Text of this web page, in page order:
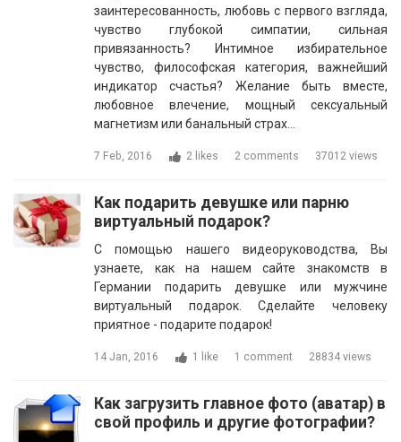
заинтересованность, любовь с первого взгляда,
чувство глубокой симпатии, сильная
привязанность? Интимное избирательное
чувство, философская категория, важнейший
индикатор счастья? Желание быть вместе,
любовное влечение, мощный сексуальный
магнетизм или банальный страх…
7 Feb, 2016 2 likes 2 comments 37012 views
Как подарить девушке или парню
виртуальный подарок?
С помощью нашего видеоруководства, Вы
узнаете, как на нашем сайте знакомств в
Германии подарить девушке или мужчине
виртуальный подарок. Сделайте человеку
приятное - подарите подарок!
14 Jan, 2016 1 like 1 comment 28834 views
Как загрузить главное фото (аватар) в
свой профиль и другие фотографии?